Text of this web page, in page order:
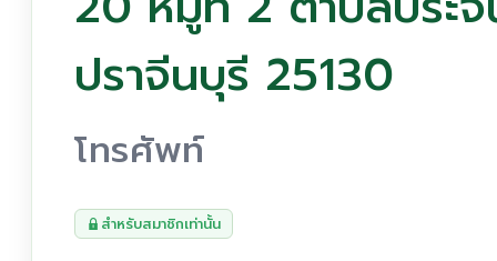
ปราจีนบุรี 25130
โทรศัพท์
สำหรับสมาชิกเท่านั้น